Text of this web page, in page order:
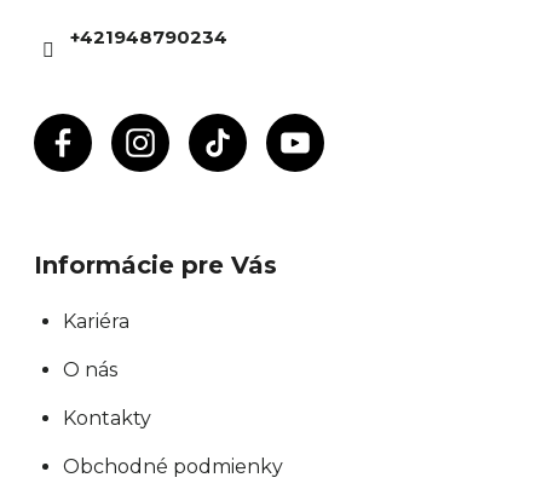
+421948790234
Informácie pre Vás
Kariéra
O nás
Kontakty
Obchodné podmienky